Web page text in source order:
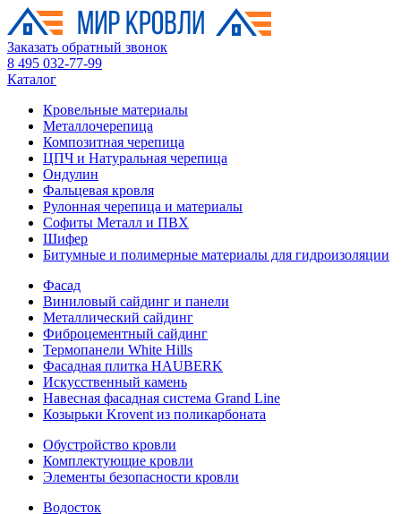
Заказать обратный звонок
8 495 032-77-99
Каталог
Кровельные материалы
Металлочерепица
Композитная черепица
ЦПЧ и Натуральная черепица
Ондулин
Фальцевая кровля
Рулонная черепица и материалы
Софиты Металл и ПВХ
Шифер
Битумные и полимерные материалы для гидроизоляции
Фасад
Виниловый сайдинг и панели
Металлический сайдинг
Фиброцементный сайдинг
Термопанели White Hills
Фасадная плитка HAUBERK
Искусственный камень
Навесная фасадная система Grand Line
Козырьки Krovent из поликарбоната
Обустройство кровли
Комплектующие кровли
Элементы безопасности кровли
Водосток